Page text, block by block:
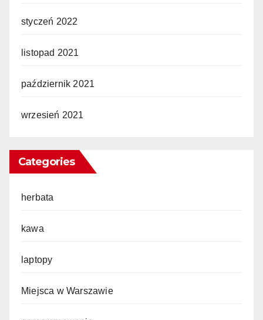
styczeń 2022
listopad 2021
październik 2021
wrzesień 2021
Categories
herbata
kawa
laptopy
Miejsca w Warszawie